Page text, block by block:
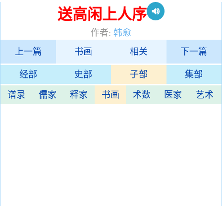
送高闲上人序
作者: 韩愈
上一篇
书画 相关 下一篇
经部 史部 子部 集部
谱录 儒家 释家 书画 术数 医家 艺术